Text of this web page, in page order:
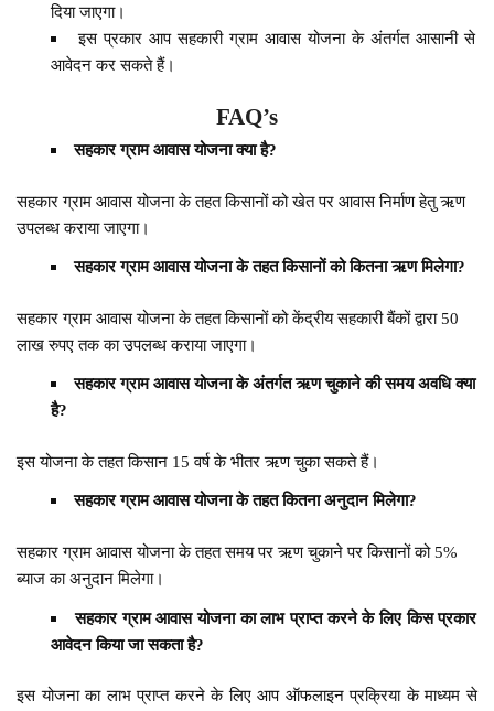
दिया जाएगा।
इस प्रकार आप सहकारी ग्राम आवास योजना के अंतर्गत आसानी से
आवेदन कर सकते हैं।
FAQ’s
सहकार ग्राम आवास योजना क्या है?
सहकार ग्राम आवास योजना के तहत किसानों को खेत पर आवास निर्माण हेतु ऋण
उपलब्ध कराया जाएगा।
सहकार ग्राम आवास योजना के तहत किसानों को कितना ऋण मिलेगा?
सहकार ग्राम आवास योजना के तहत किसानों को केंद्रीय सहकारी बैंकों द्वारा 50
लाख रुपए तक का उपलब्ध कराया जाएगा।
सहकार ग्राम आवास योजना के अंतर्गत ऋण चुकाने की समय अवधि क्या
है?
इस योजना के तहत किसान 15 वर्ष के भीतर ऋण चुका सकते हैं।
सहकार ग्राम आवास योजना के तहत कितना अनुदान मिलेगा?
सहकार ग्राम आवास योजना के तहत समय पर ऋण चुकाने पर किसानों को 5%
ब्याज का अनुदान मिलेगा।
सहकार ग्राम आवास योजना का लाभ प्राप्त करने के लिए किस प्रकार
आवेदन किया जा सकता है?
इस योजना का लाभ प्राप्त करने के लिए आप ऑफलाइन प्रक्रिया के माध्यम से